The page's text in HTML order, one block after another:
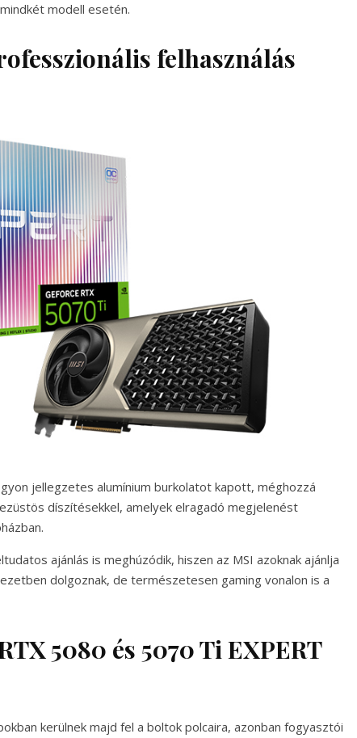
modell esetén.
felhasználás
jellegzetes alumínium burkolatot kapott, méghozzá
díszítésekkel, amelyek elragadó megjelenést
ajánlás is meghúzódik, hiszen az MSI azoknak ajánlja
dolgoznak, de természetesen gaming vonalon is a
5080 és 5070 Ti EXPERT
kerülnek majd fel a boltok polcaira, azonban fogyasztói